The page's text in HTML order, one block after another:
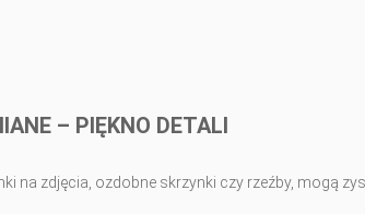
– PIĘKNO DETALI
na zdjęcia, ozdobne skrzynki czy rzeźby, mogą